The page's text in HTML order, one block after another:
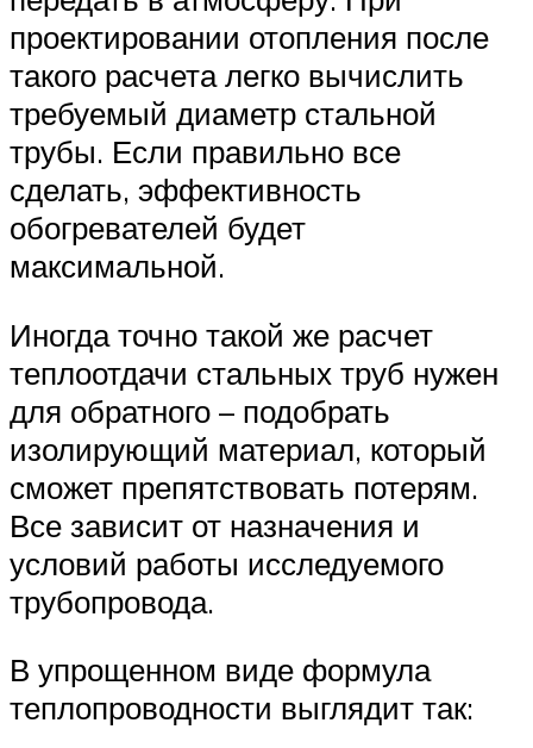
проектировании отопления после
такого расчета легко вычислить
требуемый диаметр стальной
трубы. Если правильно все
сделать, эффективность
обогревателей будет
максимальной.
Иногда точно такой же расчет
теплоотдачи стальных труб нужен
для обратного – подобрать
изолирующий материал, который
сможет препятствовать потерям.
Все зависит от назначения и
условий работы исследуемого
трубопровода.
В упрощенном виде формула
теплопроводности выглядит так: